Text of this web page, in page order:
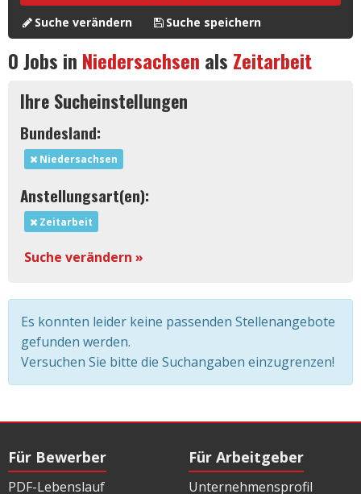
Suche verändern Suche speichern
0Jobs in Niedersachsen als Zeitarbeit
Ihre Sucheinstellungen
Bundesland:
Niedersachsen
Anstellungsart(en):
Zeitarbeit
Suche verändern »
Es konnten leider keine passenden Stellenangebote
gefunden werden.
Versuchen Sie bitte die Suchangaben einzugrenzen!
Für Bewerber
PDF-Lebenslauf
Für Arbeitgeber
Unternehmensprofil